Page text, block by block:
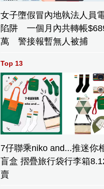
女子墮假冒內地執法人員
陷阱 一個月內共轉帳
萬 警接報暫無人被捕
Top 13
7仔聯乘niko and...推迷你
盲盒 摺疊旅行袋行李箱
賣